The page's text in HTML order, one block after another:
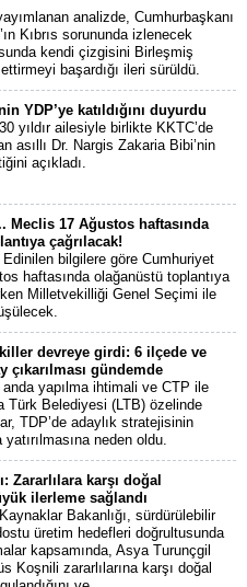
analizde, Cumhurbaşkanı
Kıbrıs sorununda izlenecek
kendi çizgisini Birleşmiş
başardığı ileri sürüldü.
YDP’ye katıldığını duyurdu
yıldır ailesiyle birlikte KKTC’de
asıllı Dr. Nargis Zakaria Bibi’nin
açıkladı.
Meclis 17 Ağustos haftasında
çağrılacak!
bilgilere göre Cumhuriyet
haftasında olağanüstü toplantıya
Milletvekilliği Genel Seçimi ile
devreye girdi: 6 ilçede ve
çıkarılması gündemde
yapılma ihtimali ve CTP ile
Türk Belediyesi (LTB) özelinde
TDP’de adaylık stratejisinin
neden oldu.
Zararlılara karşı doğal
ilerleme sağlandı
Bakanlığı, sürdürülebilir
üretim hedefleri doğrultusunda
kapsamında, Asya Turunçgil
Koşnili zararlılarına karşı doğal